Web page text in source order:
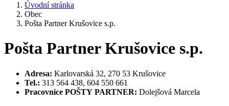
Úvodní stránka
Obec
Pošta Partner Krušovice s.p.
Pošta Partner Krušovice s.p.
Adresa: Karlovarská 32, 270 53 Krušovice
Tel.: 313 564 438, 604 550 661
Pracovnice POŠTY PARTNER: Dolejšová Marcela